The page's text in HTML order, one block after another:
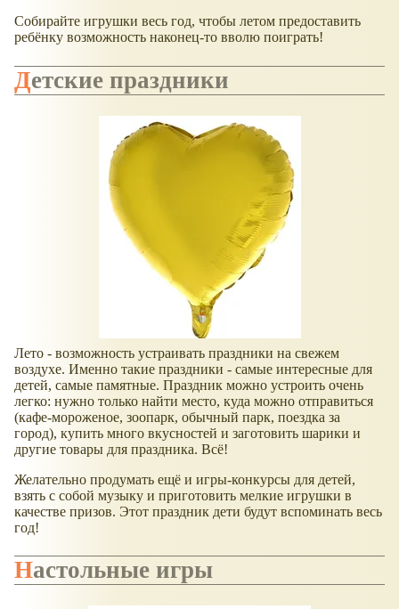
Собирайте игрушки весь год, чтобы летом предоставить
ребёнку возможность наконец-то вволю поиграть!
Детские праздники
Лето - возможность устраивать праздники на свежем
воздухе. Именно такие праздники - самые интересные для
детей, самые памятные. Праздник можно устроить очень
легко: нужно только найти место, куда можно отправиться
(кафе-мороженое, зоопарк, обычный парк, поездка за
город), купить много вкусностей и заготовить шарики и
другие товары для праздника. Всё!
Желательно продумать ещё и игры-конкурсы для детей,
взять с собой музыку и приготовить мелкие игрушки в
качестве призов. Этот праздник дети будут вспоминать весь
год!
Настольные игры